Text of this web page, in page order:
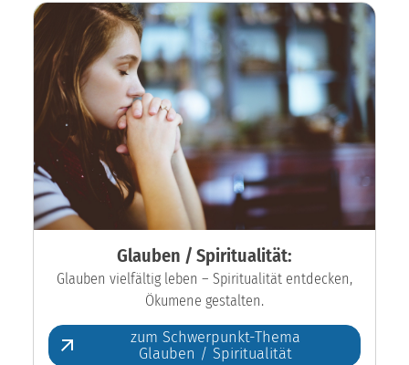
Glauben / Spiritualität:
Glauben vielfältig leben – Spiritualität entdecken,
Ökumene gestalten.
zum Schwerpunkt-Thema
Glauben / Spiritualität